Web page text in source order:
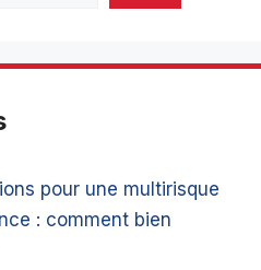
pour une multirisque
: comment bien